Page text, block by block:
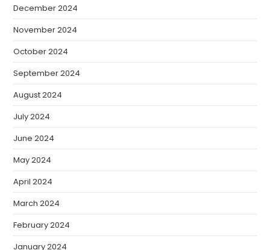
December 2024
November 2024
October 2024
September 2024
August 2024
July 2024
June 2024
May 2024
April 2024
March 2024
February 2024
January 2024